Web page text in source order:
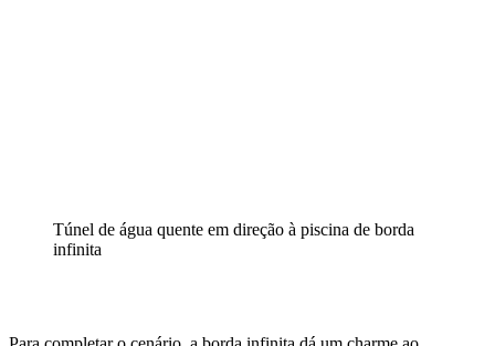
Túnel de água quente em direção à piscina de borda
infinita